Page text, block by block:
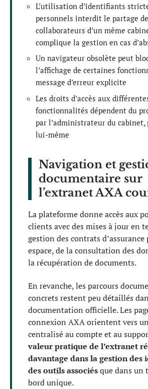
L’utilisation d’identifiants
personnels interdit le partage
collaborateurs d’un même
complique la gestion en cas
Un navigateur obsolète peut
l’affichage de certaines
message d’erreur explicite
Les droits d’accès aux
fonctionnalités dépendent du
par l’administrateur du cabinet,
lui-même
Navigation et
documentaire sur
l’extranet AXA
La plateforme donne accès aux
clients avec des mises à jour en
gestion des contrats d’assurance
espace, de la consultation des
la récupération de documents.
En revanche, les parcours
concrets restent peu détaillés
documentation officielle. Les
connexion AXA orientent vers
centralisé au compte et au
valeur pratique de l’extranet
davantage dans la gestion des
des outils associésque dans un
bord unique.